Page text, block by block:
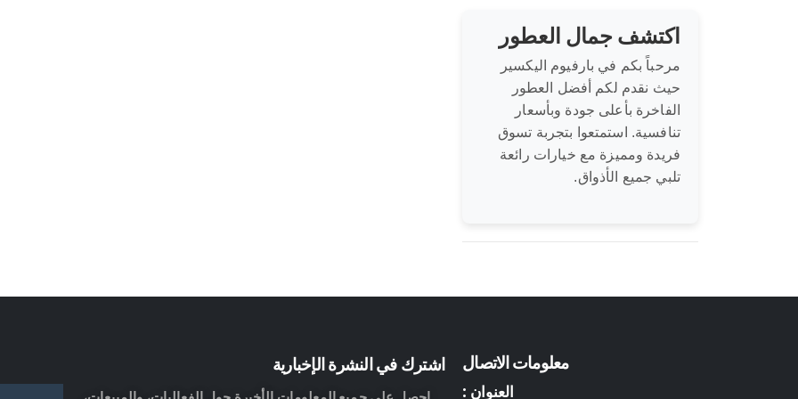
اكتشف جمال العطور
مرحباً بكم في بارفيوم اليكسير
حيث نقدم لكم أفضل العطور
الفاخرة بأعلى جودة وبأسعار
تنافسية. استمتعوا بتجربة تسوق
فريدة ومميزة مع خيارات رائعة
تلبي جميع الأذواق.
معلومات الاتصال
العنوان :
اشترك في النشرة الإخبارية